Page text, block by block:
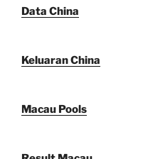
Data China
Keluaran China
Macau Pools